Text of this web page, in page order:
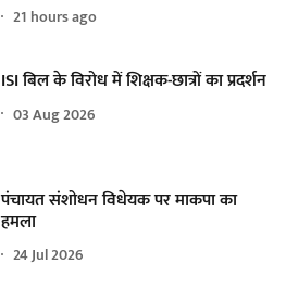
21 hours ago
ISI बिल के विरोध में शिक्षक-छात्रों का प्रदर्शन
03 Aug 2026
पंचायत संशोधन विधेयक पर माकपा का
हमला
24 Jul 2026